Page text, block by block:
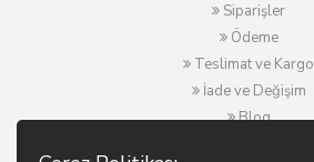
Siparişler
Ödeme
Teslimat ve Kargo
İade ve Değişim
Blog